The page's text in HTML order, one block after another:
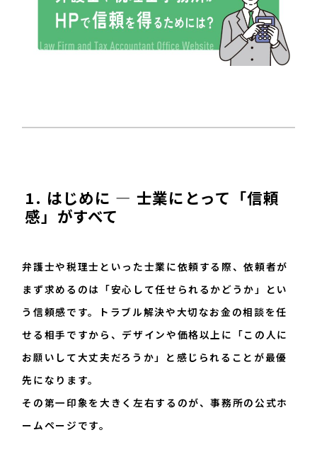
平日：9:00~17:45
1. はじめに ― 士業にとって「信頼
感」がすべて
弁護士や税理士といった士業に依頼する際、依頼者が
まず求めるのは「安心して任せられるかどうか」とい
う信頼感です。トラブル解決や大切なお金の相談を任
せる相手ですから、デザインや価格以上に「この人に
お願いして大丈夫だろうか」と感じられることが最優
先になります。
その第一印象を大きく左右するのが、事務所の公式ホ
ームページです。